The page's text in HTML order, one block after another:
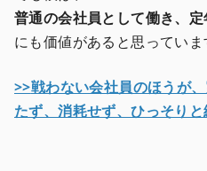
普通の会社員として働き、
にも価値があると思っていま
>>戦わない会社員のほうが
たず、消耗せず、ひっそり